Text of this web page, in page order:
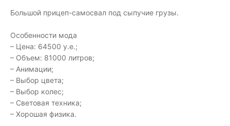
Большой прицеп-самосвал под сыпучие грузы.
Особенности мода
– Цена: 64500 у.е.;
– Объем: 81000 литров;
– Анимации;
– Выбор цвета;
– Выбор колес;
– Световая техника;
– Хорошая физика.